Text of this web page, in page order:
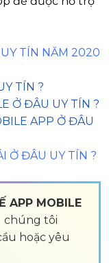
TÍN NĂM 2020
TÍN ?
Ở ĐÂU UY TÍN ?
APP Ở ĐÂU
Ở ĐÂU UY TÍN ?
APP MOBILE
chúng tôi
hoặc yêu